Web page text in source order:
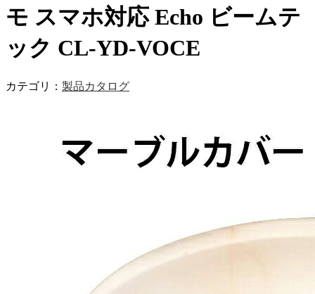
モ スマホ対応 Echo ビームテ
ック CL-YD-VOCE
カテゴリ： 製品カタログ